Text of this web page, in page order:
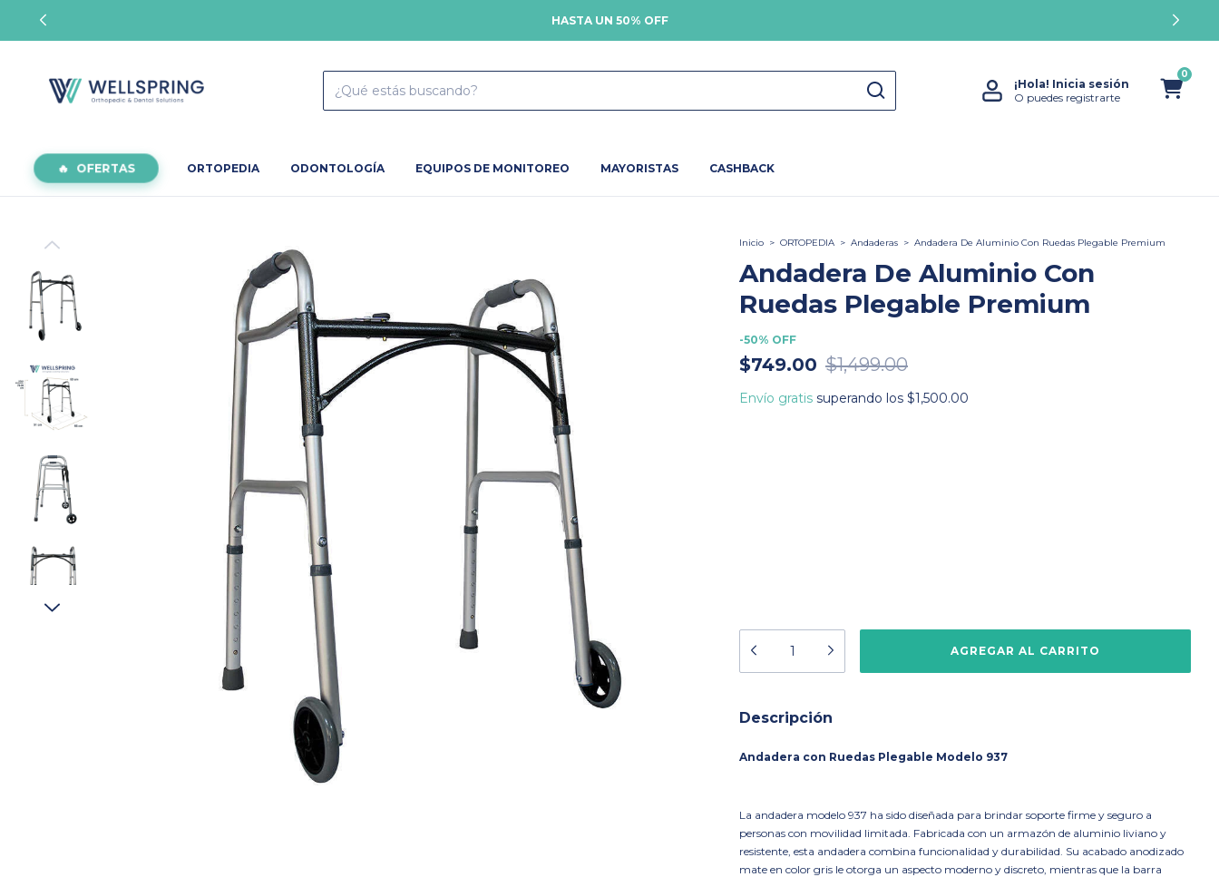
HASTA UN 50% OFF
¡Hola! Inicia sesión
O puedes registrarte
0
OFERTAS ORTOPEDIA ODONTOLOGÍA EQUIPOS DE MONITOREO MAYORISTAS CASHBACK
Inicio > ORTOPEDIA > Andaderas > Andadera De Aluminio Con Ruedas Plegable Premium
Andadera De Aluminio Con
Ruedas Plegable Premium
-50% OFF
$749.00 $1,499.00
Envío gratis superando los $1,500.00
Descripción
Andadera con Ruedas Plegable Modelo 937
La andadera modelo 937 ha sido diseñada para brindar soporte firme y seguro a
personas con movilidad limitada. Fabricada con un armazón de aluminio liviano y
resistente, esta andadera combina funcionalidad y durabilidad. Su acabado anodizado
mate en color gris le otorga un aspecto moderno y discreto, mientras que la barra